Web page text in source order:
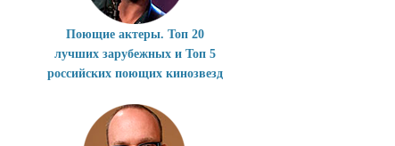
Поющие актеры. Топ 20
лучших зарубежных и Топ 5
российских поющих кинозвезд